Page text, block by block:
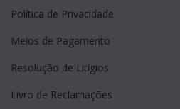
Política de Privacidade
Meios de Pagamento
Resolução de Litígios
Livro de Reclamações